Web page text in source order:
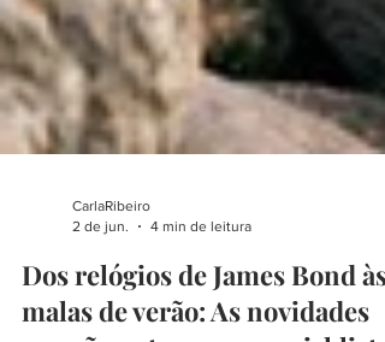
CarlaRibeiro
2 de jun.
4 min de leitura